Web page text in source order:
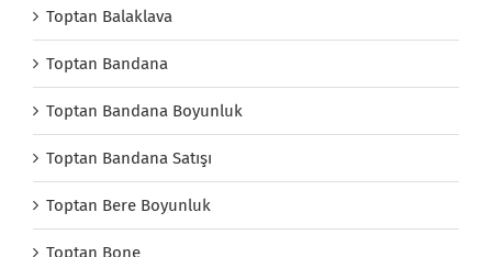
Toptan Balaklava
Toptan Bandana
Toptan Bandana Boyunluk
Toptan Bandana Satışı
Toptan Bere Boyunluk
Toptan Bone